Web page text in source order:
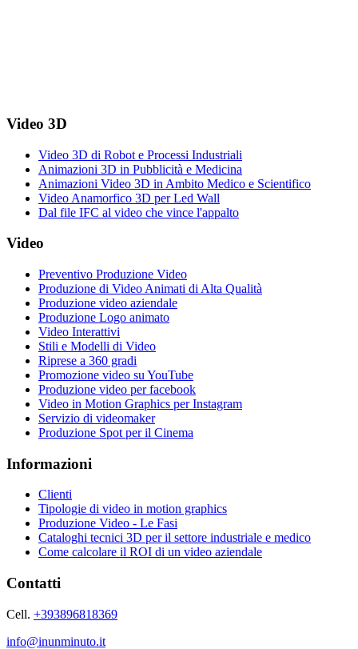
Video 3D
Video 3D di Robot e Processi Industriali
Animazioni 3D in Pubblicità e Medicina
Animazioni Video 3D in Ambito Medico e Scientifico
Video Anamorfico 3D per Led Wall
Dal file IFC al video che vince l'appalto
Video
Preventivo Produzione Video
Produzione di Video Animati di Alta Qualità
Produzione video aziendale
Produzione Logo animato
Video Interattivi
Stili e Modelli di Video
Riprese a 360 gradi
Promozione video su YouTube
Produzione video per facebook
Video in Motion Graphics per Instagram
Servizio di videomaker
Produzione Spot per il Cinema
Informazioni
Clienti
Tipologie di video in motion graphics
Produzione Video - Le Fasi
Cataloghi tecnici 3D per il settore industriale e medico
Come calcolare il ROI di un video aziendale
Contatti
Cell. +393896818369
info@inunminuto.it